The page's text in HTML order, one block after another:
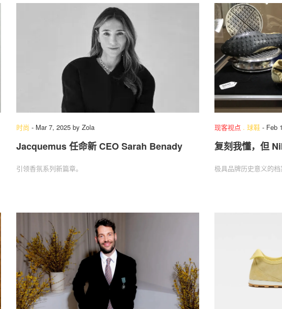
时尚 - Mar 7, 2025 by Zola
Jacquemus 任命新 CEO Sarah Benady
引领香氛系列新篇章。
现客视点 . 球鞋 - Feb
复刻我懂，但
极具品牌历史意义的档